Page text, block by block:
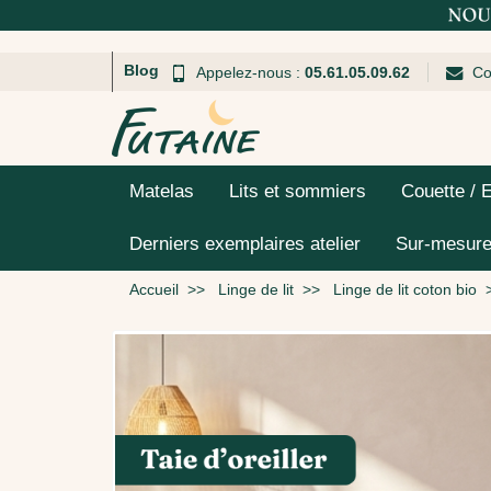
Blog Appelez-nous : 05.61.05.09.62
Matelas Lits et sommiers Couette /
Derniers exemplaires atelier Sur-mesure
Accueil Linge de lit Linge de lit coton bio